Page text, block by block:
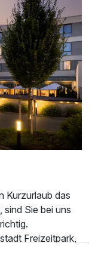
p.P. ab107,50 €
p.P. ab183,50 €
Kurzurlaub das
Sie bei uns
Freizeitpark,
DOC und